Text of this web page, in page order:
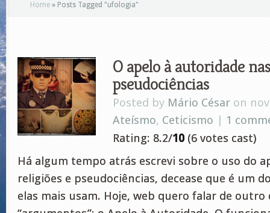
Home » Posts Tagged "ufologia"
O apelo à autoridade
pseudociências
Posted by Mário César on
Ateísmo, Ceticismo | 1
Rating: 8.2/10 (6 votes cast)
Há algum tempo atrás escrevi sobre o uso do
religiões e pseudociências, decease que é um
elas mais usam. Hoje, web quero falar de outro